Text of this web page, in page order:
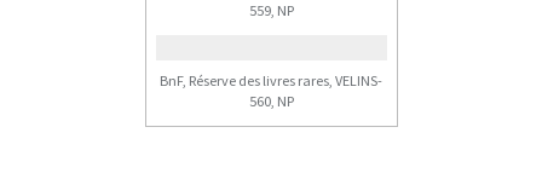
559, NP
BnF, Réserve des livres rares, VELINS-
560, NP